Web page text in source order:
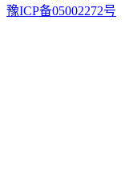
豫ICP备05002272号